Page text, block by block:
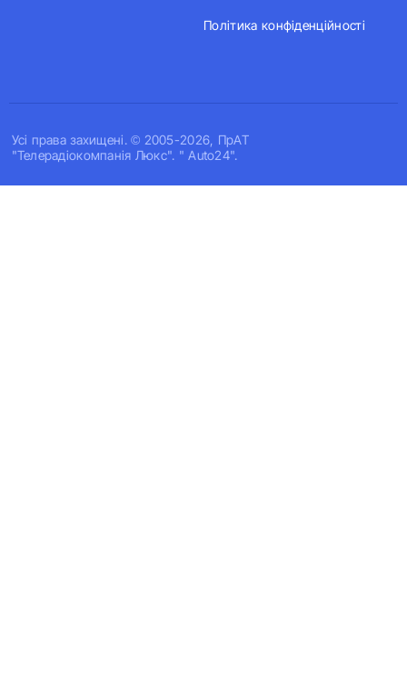
Усi права захищенi. © 2005-2026, ПрАТ
"Телерадіокомпанія Люкс". " Auto24".
Політика конфіденційності